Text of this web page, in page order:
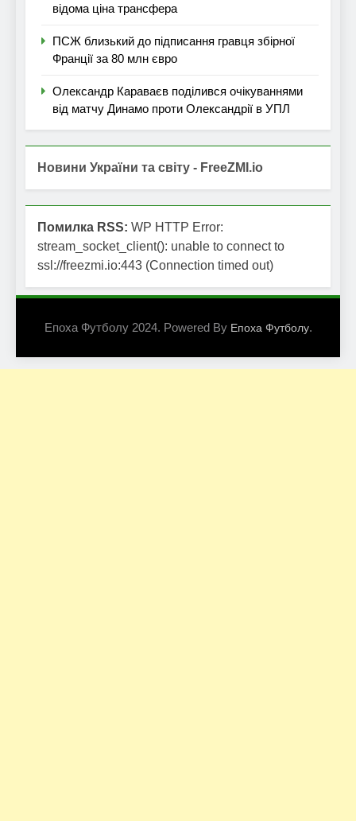
відома ціна трансфера
ПСЖ близький до підписання гравця збірної
Франції за 80 млн євро
Олександр Караваєв поділився очікуваннями
від матчу Динамо проти Олександрії в УПЛ
Новини України та світу - FreeZMI.io
Помилка RSS: WP HTTP Error:
stream_socket_client(): unable to connect to
ssl://freezmi.io:443 (Connection timed out)
Епоха Футболу 2024. Powered By Епоха Футболу.